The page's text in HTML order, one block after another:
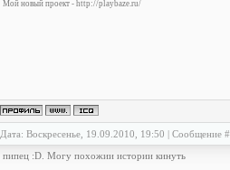
Мой новый проект - http://playbaze.ru/
Дата: Воскресенье, 19.09.2010, 19:50 | Сообщение #
пипец :D. Могу похожии истории кинуть